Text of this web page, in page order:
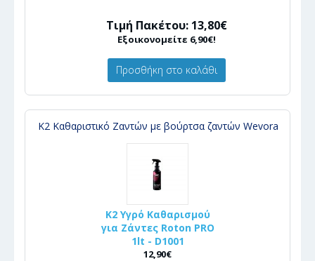
Τιμή Πακέτου: 13,80€
Εξοικονομείτε 6,90€!
Προσθήκη στο καλάθι
K2 Καθαριστικό Ζαντών με βούρτσα ζαντών Wevora
K2 Υγρό Καθαρισμού
για Ζάντες Roton PRO
1lt - D1001
12,90€